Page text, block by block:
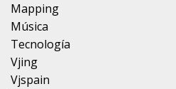
Mapping
Música
Tecnología
Vjing
Vjspain